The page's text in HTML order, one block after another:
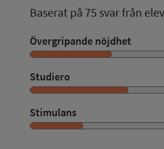
Baserat på 75 svar från
Övergripande nöjdhet
Studiero
Stimulans